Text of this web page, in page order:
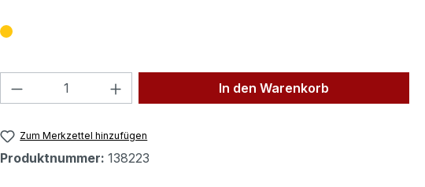
Produkt Anzahl: Gib den gewünschten Wert
In den Warenkorb
Zum Merkzettel hinzufügen
Produktnummer: 138223